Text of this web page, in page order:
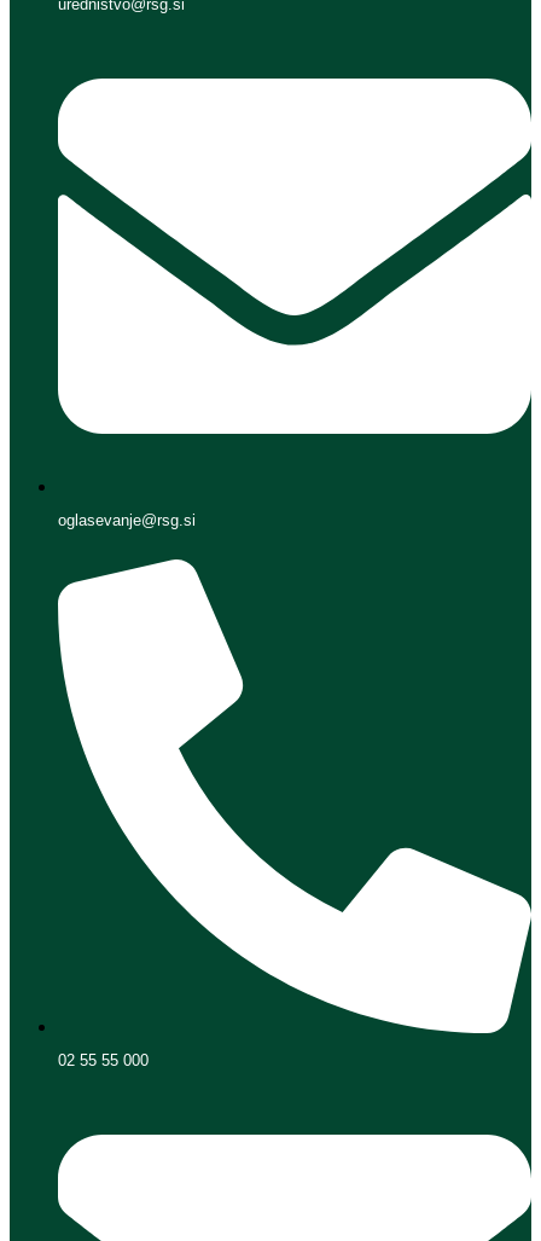
urednistvo@rsg.si
oglasevanje@rsg.si
02 55 55 000